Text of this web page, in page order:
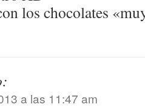
los chocolates
a las 11:47 am